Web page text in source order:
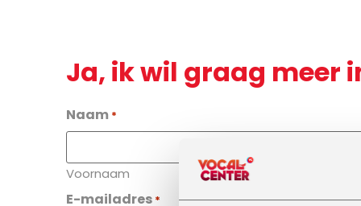
Ja, ik wil graag meer
Naam *
Voornaam
E-mailadres *